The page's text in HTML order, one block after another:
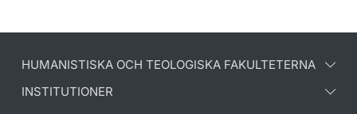
HUMANISTISKA OCH TEOLOGISKA FAKULTETERNA
INSTITUTIONER